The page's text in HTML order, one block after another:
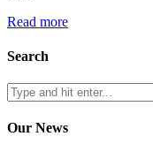
Read more
Search
Our News